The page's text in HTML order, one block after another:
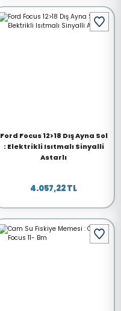
Ford Focus 12>18 Dış Ayna Sol
: Elektrikli Isıtmalı Sinyalli
Astarlı
4.057,22 TL